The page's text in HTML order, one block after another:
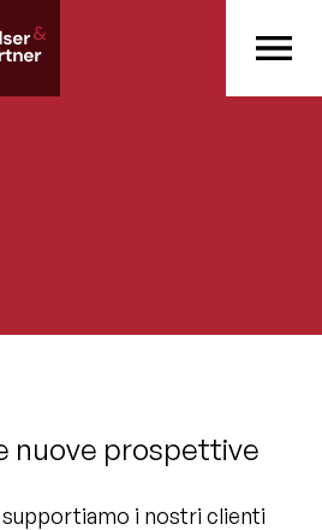
nuove prospettive
i nostri clienti